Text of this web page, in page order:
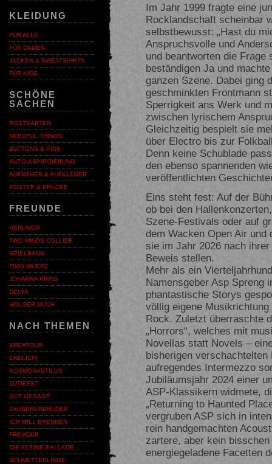
KLEIDUNG
FÜR ALLE
FÜR DAMEN
JACKEN & SWEATSHIRTS
FÜR KIDS
SCHÖNE
SACHEN
POSTKARTEN
NEEDFUL THINGS
BUTTONS & PINS
AUTO-ASPIFIZIERUNG
AUFNÄHER & AUFKLEBER
POSTER & DRUCKE
FREUNDE
HERUMOR
TWO MINDS COLLIDE
SPIELBANN
TIMO WUERZ
JOHANNA KRINS
DELVA
HOLGER MUCH
NACH THEMEN
KREATOUR
ENDLICH!
KOSMONAUTILUS
ZUTIEFST
GUT GESAGT
ZAUBERERBRUDER
ICH WILL BRENNEN
FREMDER
DIE KLEINE BALLADE…
SCHMETTERLINGE
Im Jahr 1999 fragte eine
Rocklandschaft scheinbar
selbstbewusst: „Hast du
Anspruchsvolle und
und beantworten die
beständigen Ja und
ganzen Szene. Dabei ging
geschminkten Frontmann
Sperrigkeit ans Werk und
zwischen lyrischem
Gleichzeitig bespielt sie
über Electro bis zur
Denn keine Schublade
den ebenso spannenden
veröffentlichten
Eins steht fest: Auf der
ob bei den
Szene-Festivals oder auf
dem Wacken Open Air
sie im Jahr 2026 nach
Beweis stellen.
Mehr als ein
Namensgeber Asp Spreng
phantastische Storys
völlig eigene
Rock. Zuletzt überraschte
„Horrors“, welches mit
Novellas statt Novels –
bisherigen
aufregendes Intermezzo
Jubiläumsjahr 2024 einer
ASP-Klassikern widmete,
„Returning to Haunted
vergruben ASP sich in
rein handgemachten
zartere, aber kein
energiegeladene Facetten